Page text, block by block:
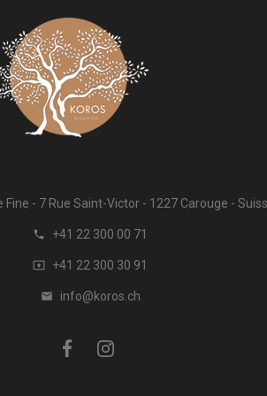
Fine 7 Rue Saint-Victor 1227 Carouge
 +41 22 300 00 71
 +41 22 300 30 91
 info@koros.ch